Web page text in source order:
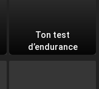
Ton test
d’endurance